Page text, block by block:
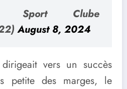
Clube
August 8, 2024
vers un succès
petite des marges, le